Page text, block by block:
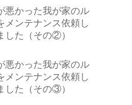
悪かった我が家のル
メンテナンス依頼し
した（その②）
悪かった我が家のル
メンテナンス依頼し
した（その③）